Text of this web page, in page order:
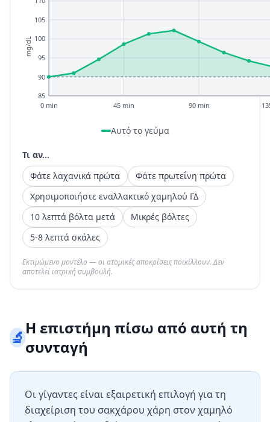
85
90
95
100
105
0 min 45 min 90 min
mg/dL
Αυτό το γεύμα
Τι αν...
Φάτε λαχανικά πρώτα
Φάτε πρωτεΐνη πρώτα
Χρησιμοποιήστε εναλλακτικό χαμηλού ΓΔ
10 λεπτά βόλτα μετά
Μικρές βόλτες
5-8 λεπτά σκάλες
Εκτιμώμενο μοντέλο — οι ατομικές αποκρίσεις ποικίλλουν. Δεν
αποτελεί ιατρική συμβουλή.
🔬Η επιστήμη πίσω από αυτή τη
συνταγή
Οι γίγαντες είναι εξαιρετική επιλογή για τη
διαχείριση του σακχάρου χάρη στον χαμηλό